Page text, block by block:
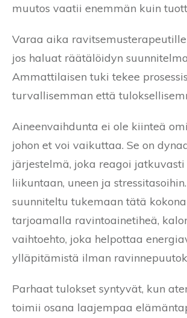
muutos vaatii enemmän kuin
Varaa aika
jos haluat räätälöidyn
Ammattilaisen tuki tekee
turvallisemman että
Aineenvaihdunta ei ole kiinteä
johon et voi vaikuttaa. Se on
järjestelmä, joka reagoi jatkuvasti
liikuntaan, uneen ja
suunniteltu tukemaan tätä
tarjoamalla ravintoainetiheä,
vaihtoehto, joka helpottaa
ylläpitämistä ilman
Parhaat tulokset syntyvät, kun
toimii osana laajempaa